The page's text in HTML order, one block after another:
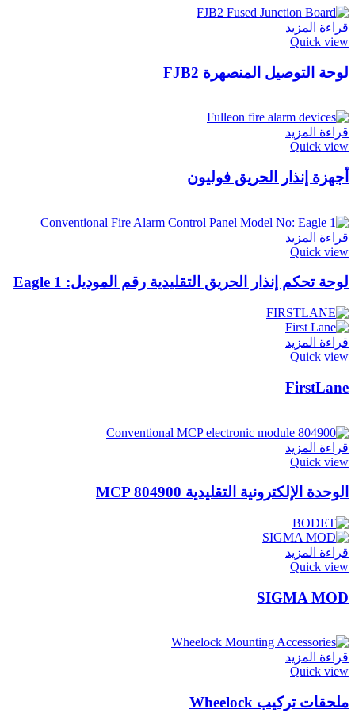
قراءة المزيد
Quick view
لوحة التوصيل المنصهرة FJB2
قراءة المزيد
Quick view
أجهزة إنذار الحريق فوليون
قراءة المزيد
Quick view
لوحة تحكم إنذار الحريق التقليدية رقم الموديل: Eagle 1
قراءة المزيد
Quick view
FirstLane
قراءة المزيد
Quick view
الوحدة الإلكترونية التقليدية MCP 804900
قراءة المزيد
Quick view
SIGMA MOD
قراءة المزيد
Quick view
ملحقات تركيب Wheelock